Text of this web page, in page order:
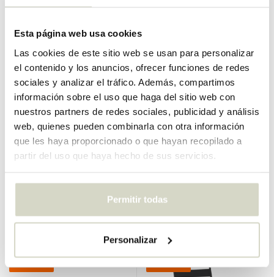
Esta página web usa cookies
Las cookies de este sitio web se usan para personalizar
el contenido y los anuncios, ofrecer funciones de redes
sociales y analizar el tráfico. Además, compartimos
información sobre el uso que haga del sitio web con
nuestros partners de redes sociales, publicidad y análisis
web, quienes pueden combinarla con otra información
que les haya proporcionado o que hayan recopilado a
partir del uso que haya hecho de sus servicios.
Permitir todas
Personalizar
House Doctor
Perchero de libros negro
House Doctor
almacenamiento práctico